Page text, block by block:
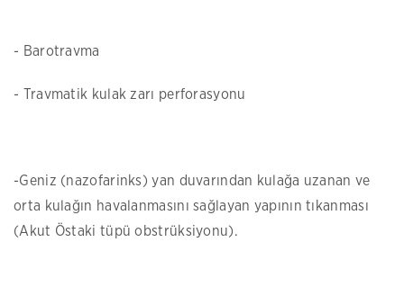
- Barotravma
- Travmatik kulak zarı perforasyonu
-Geniz (nazofarinks) yan duvarından kulağa uzanan ve
orta kulağın havalanmasını sağlayan yapının tıkanması
(Akut Östaki tüpü obstrüksiyonu).